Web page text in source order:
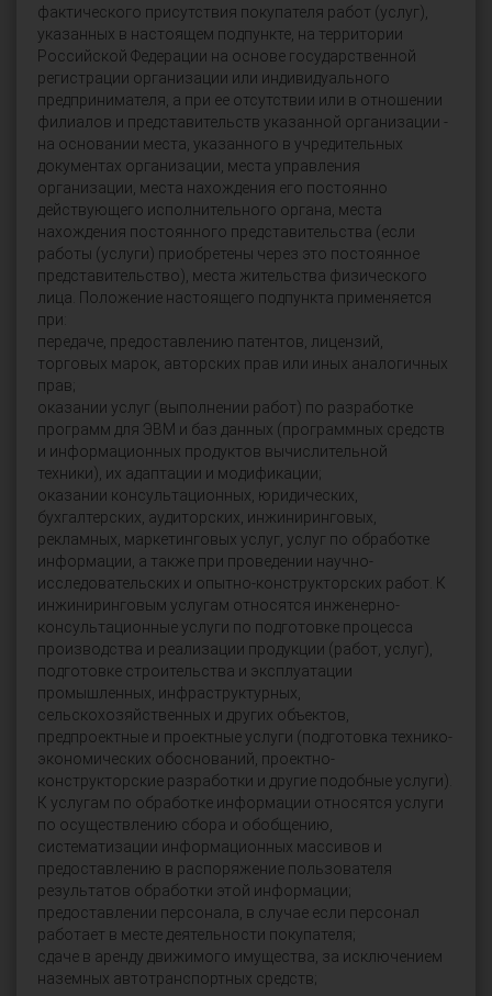
фактического присутствия покупателя работ (услуг),
указанных в настоящем подпункте, на территории
Российской Федерации на основе государственной
регистрации организации или индивидуального
предпринимателя, а при ее отсутствии или в отношении
филиалов и представительств указанной организации -
на основании места, указанного в учредительных
документах организации, места управления
организации, места нахождения его постоянно
действующего исполнительного органа, места
нахождения постоянного представительства (если
работы (услуги) приобретены через это постоянное
представительство), места жительства физического
лица. Положение настоящего подпункта применяется
при:
передаче, предоставлению патентов, лицензий,
торговых марок, авторских прав или иных аналогичных
прав;
оказании услуг (выполнении работ) по разработке
программ для ЭВМ и баз данных (программных средств
и информационных продуктов вычислительной
техники), их адаптации и модификации;
оказании консультационных, юридических,
бухгалтерских, аудиторских, инжиниринговых,
рекламных, маркетинговых услуг, услуг по обработке
информации, а также при проведении научно-
исследовательских и опытно-конструкторских работ. К
инжиниринговым услугам относятся инженерно-
консультационные услуги по подготовке процесса
производства и реализации продукции (работ, услуг),
подготовке строительства и эксплуатации
промышленных, инфраструктурных,
сельскохозяйственных и других объектов,
предпроектные и проектные услуги (подготовка технико-
экономических обоснований, проектно-
конструкторские разработки и другие подобные услуги).
К услугам по обработке информации относятся услуги
по осуществлению сбора и обобщению,
систематизации информационных массивов и
предоставлению в распоряжение пользователя
результатов обработки этой информации;
предоставлении персонала, в случае если персонал
работает в месте деятельности покупателя;
сдаче в аренду движимого имущества, за исключением
наземных автотранспортных средств;